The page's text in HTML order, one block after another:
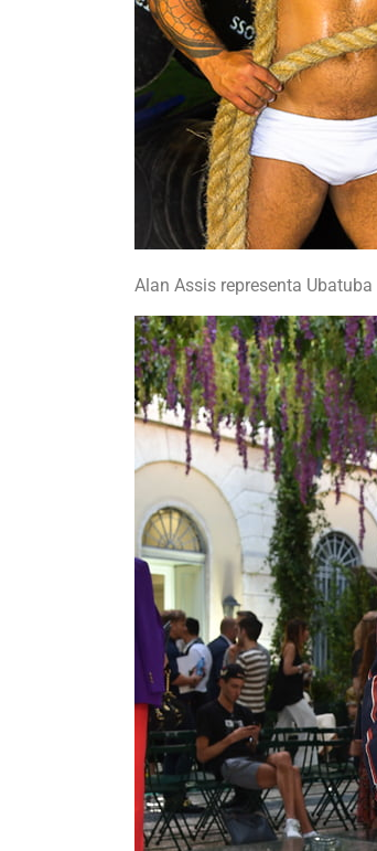
Alan Assis representa